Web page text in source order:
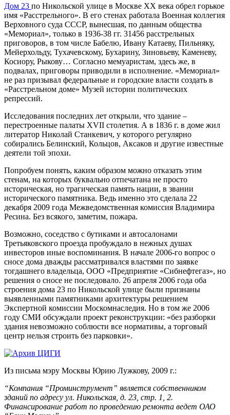
Дом 23 по Никольской улице в Москве ХХ века обрел горькое
имя «Расстрельного». В его стенах работала Военная коллегия
Верховного суда СССР, вынесшая, по данным общества
«Мемориал», только в 1936-38 гг. 31456 расстрельных
приговоров, в том числе Бабелю, Ивану Катаеву, Пильняку,
Мейерхольду, Тухачевскому, Бухарину, Зиновьеву, Каменеву,
Косиору, Рыкову… Согласно мемуаристам, здесь же, в
подвалах, приговоры приводили в исполнение. «Мемориал»
не раз призывал федеральные и городские власти создать в
«Расстрельном доме» Музей истории политических
репрессий.
Исследования последних лет открыли, что здание –
перестроенные палаты XVII столетия. А в 1836 г. в доме жил
литератор Николай Станкевич, у которого регулярно
собирались Белинский, Кольцов, Аксаков и другие известные
деятели той эпохи.
Попробуем понять, каким образом можно отказать этим
стенам, на которых буквально отпечатана не просто
историческая, но трагическая память нации, в звании
исторического памятника. Ведь именно это сделала 22
декабря 2009 года Межведомственная комиссия Владимира
Ресина. Без всякого, заметим, пожара.
Возможно, соседство с бутиками и автосалонами
Третьяковского проезда пробуждало в нежных душах
инвесторов иные воспоминания. В начале 2006-го вопрос о
сносе дома дважды рассматривался властями по заявке
тогдашнего владельца, ООО «Предприятие «Сибнефтегаз», но
решения о сносе не последовало. 26 апреля 2006 года оба
строения дома 23 по Никольской улице были признаны
выявленными памятниками архитектуры решением
Экспертной комиссии Москомнаследия. Но в том же 2006
году СМИ обсуждали проект реконструкции: «без разборки
здания невозможно соблюсти все нормативы, а торговый
центр нельзя строить без парковки».
Из письма мэру Москвы Юрию Лужкову, 2009 г.:
“Компания “Проминструмент” является собственником
зданий по адресу ул. Никольская, д. 23, стр. 1, 2.
Финансирование работ по проведению ремонта ведет ОАО